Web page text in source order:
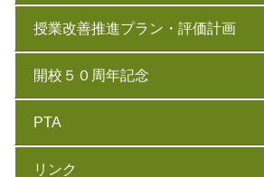
授業改善推進プラン・評価計画
開校５０周年記念
PTA
リンク